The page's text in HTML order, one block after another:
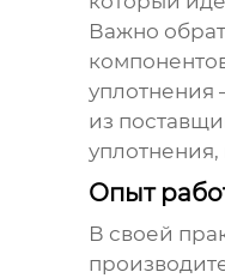
Важно
уплотнения
из
Опыт
В своей